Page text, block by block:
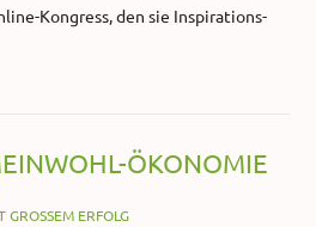
Kongress, den sie Inspirations-
ÖKONOMIE
ERFOLG